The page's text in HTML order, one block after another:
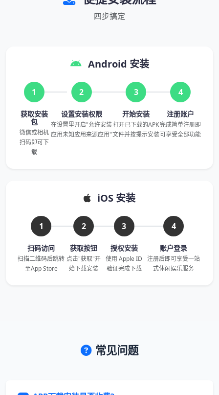
四步搞定
Android 安装
1
获取安装
包
微信或相机
扫码即可下
载
2
设置安装权限
在设置里开启"允许安装
应用未知应用来源应用"
3
开始安装
打开已下载的APK
文件并按提示安装
4
注册账户
完成简单注册即
可享受全部功能
iOS 安装
1
扫码访问
扫描二维码后跳转
至App Store
2
获取按钮
点击"获取"开
始下载安装
3
授权安装
使用 Apple ID
验证完成下载
4
账户登录
注册后即可享受一站
式休闲娱乐服务
常见问题